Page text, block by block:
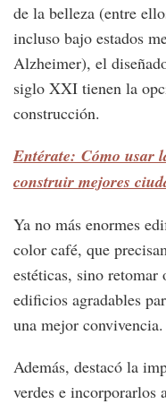
de la belleza (entre
incluso bajo estados
Alzheimer), el
siglo XXI tienen la
construcción.
Entérate: Cómo usar
construir mejores
Ya no más enormes
color café, que
estéticas, sino retomar
edificios agradables
una mejor convivencia.
Además, destacó la
verdes e incorporarlos